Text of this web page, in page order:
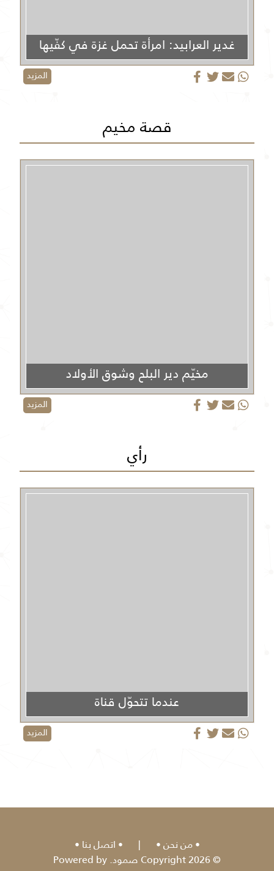
غدير العرابيد: امرأة تحمل غزة في كفّيها
المزيد
قصة مخيم
مخيّم دير البلح وشوق الأولاد
المزيد
رأي
عندما تتحوّل قناة
الجزيرة من منبر إعلامي إلى منصة دعائية
المزيد
من نحن |
اتصل بنا
© 2026 Copyright صمود. Powered by